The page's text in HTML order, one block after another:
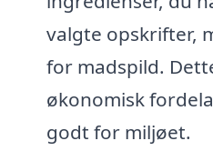
valgte opskrifter,
for madspild.
økonomisk
godt for miljøet.